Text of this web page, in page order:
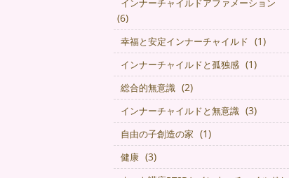
インナーチャイルドアファメーション
(6)
幸福と安定インナーチャイルド (1)
インナーチャイルドと孤独感 (1)
総合的無意識 (2)
インナーチャイルドと無意識 (3)
自由の子創造の家 (1)
健康 (3)